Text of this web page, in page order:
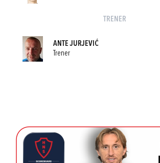
TRENER
ANTE JURJEVIĆ
Trener